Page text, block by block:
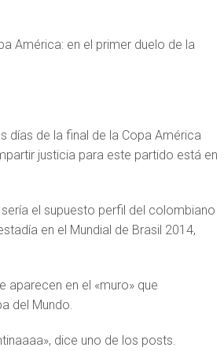
América: en el primer duelo de la
días de la final de la Copa América
justicia para este partido está en
el supuesto perfil del colombiano
en el Mundial de Brasil 2014,
aparecen en el «muro» que
del Mundo.
dice uno de los posts.